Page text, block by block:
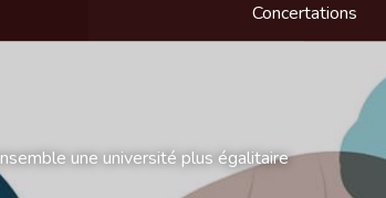
Concertations
une université plus égalitaire